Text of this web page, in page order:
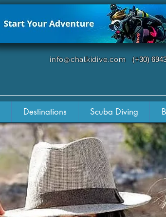
info@chalkidive.com (+30)
Destinations Scuba Diving